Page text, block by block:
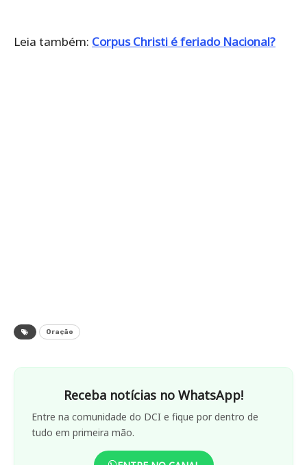
Leia também: Corpus Christi é feriado Nacional?
Oração
Receba notícias no WhatsApp!
Entre na comunidade do DCI e fique por dentro de
tudo em primeira mão.